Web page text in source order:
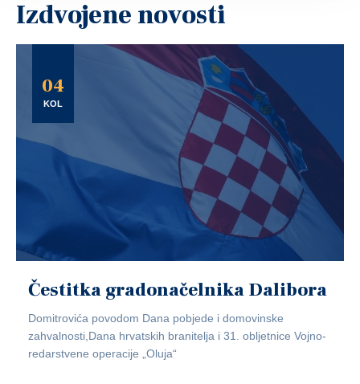
Izdvojene novosti
04
KOL
Čestitka gradonačelnika Dalibora
Domitrovića povodom Dana pobjede i domovinske
zahvalnosti,Dana hrvatskih branitelja i 31. obljetnice Vojno-
redarstvene operacije „Oluja“